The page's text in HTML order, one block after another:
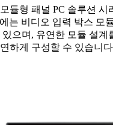
듈형 패널 PC 솔루션 시
는 비디오 입력 박스 모
으며, 유연한 모듈 설계
하게 구성할 수 있습니